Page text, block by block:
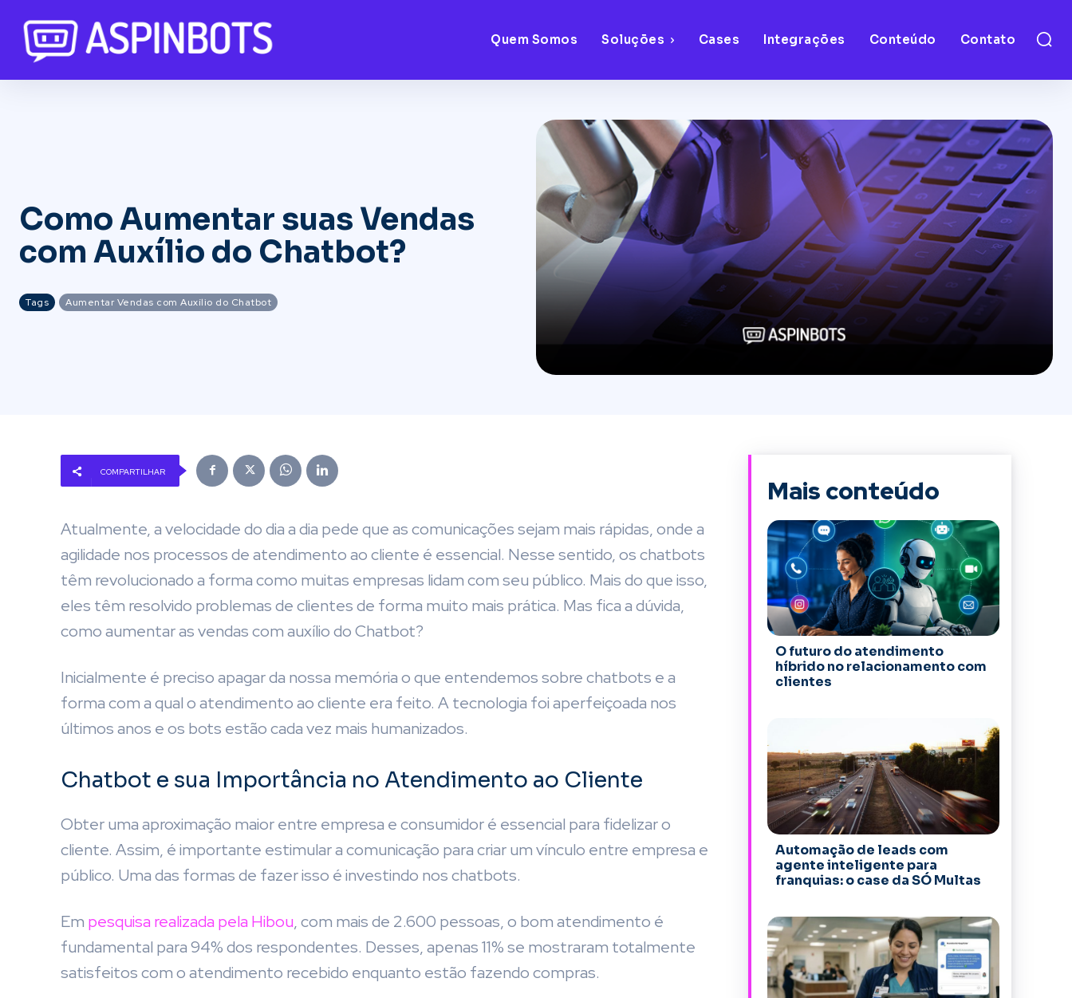
Quem Somos Soluções Cases Integrações Conteúdo Contato
Como Aumentar suas Vendas
com Auxílio do Chatbot?
Tags Aumentar Vendas com Auxílio do Chatbot
COMPARTILHAR
Atualmente, a velocidade do dia a dia pede que as comunicações sejam mais rápidas, onde a
agilidade nos processos de atendimento ao cliente é essencial. Nesse sentido, os chatbots
têm revolucionado a forma como muitas empresas lidam com seu público. Mais do que isso,
eles têm resolvido problemas de clientes de forma muito mais prática. Mas fica a dúvida,
como aumentar as vendas com auxílio do Chatbot?
Inicialmente é preciso apagar da nossa memória o que entendemos sobre chatbots e a
forma com a qual o atendimento ao cliente era feito. A tecnologia foi aperfeiçoada nos
últimos anos e os bots estão cada vez mais humanizados.
Chatbot e sua Importância no Atendimento ao Cliente
Obter uma aproximação maior entre empresa e consumidor é essencial para fidelizar o
cliente. Assim, é importante estimular a comunicação para criar um vínculo entre empresa e
público. Uma das formas de fazer isso é investindo nos chatbots.
Em pesquisa realizada pela Hibou, com mais de 2.600 pessoas, o bom atendimento é
fundamental para 94% dos respondentes. Desses, apenas 11% se mostraram totalmente
satisfeitos com o atendimento recebido enquanto estão fazendo compras.
Mais conteúdo
O futuro do atendimento
híbrido no relacionamento com
clientes
Automação de leads com
agente inteligente para
franquias: o case da SÓ Multas